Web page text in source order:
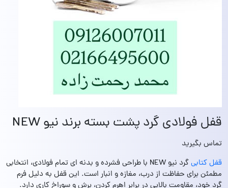
قفل فولادی گرد پشت بسته برند نیو NEW
تماس بگیرید
قفل کتابی
گرد نیو NEW با طراحی فشرده و بدنه ای تمام‌ فولادی، انتخابی
مطمئن برای حفاظت از درب‌، مغازه و انبار است. این قفل به دلیل فرم